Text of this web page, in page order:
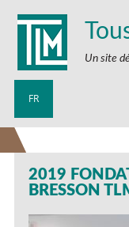
Un site
FR
2019
BRESSON